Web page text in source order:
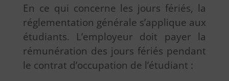
En ce qui concerne les jours fériés, la
réglementation générale s’applique aux
étudiants. L’employeur doit payer la
rémunération des jours fériés pendant
le contrat d’occupation de l’étudiant :